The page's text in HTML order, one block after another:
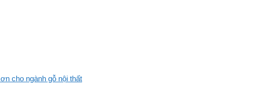
cho ngành gỗ nội thất